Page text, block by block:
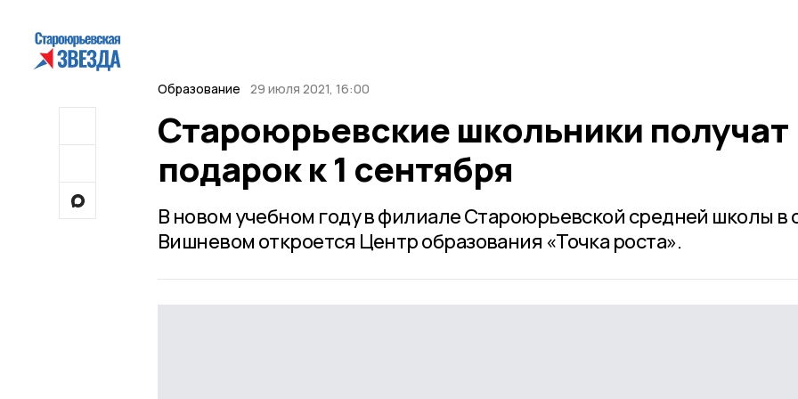
Образование 29 июля 2021, 16:00
Староюрьевские школьники получат
подарок к 1 сентября
В новом учебном году в филиале Староюрьевской средней школы в
Вишневом откроется Центр образования «Точка роста».